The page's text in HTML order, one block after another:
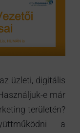
üzleti, digitális
e már
területén?
a